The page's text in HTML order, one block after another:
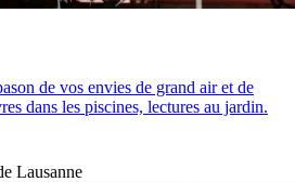
de vos envies de grand air et de
dans les piscines, lectures au jardin.
Lausanne